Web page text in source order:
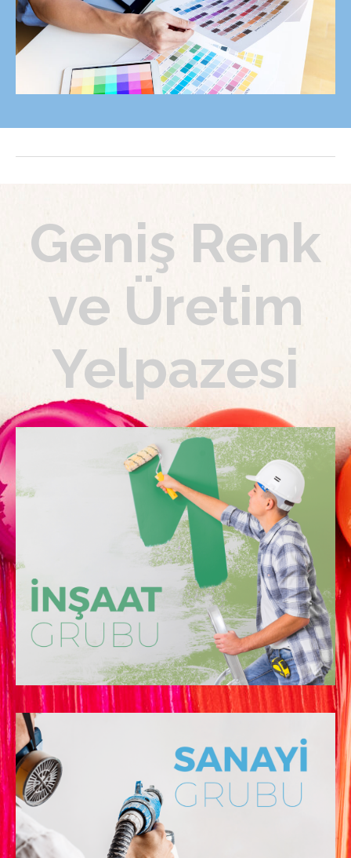
Geniş Renk
ve Üretim
Yelpazesi
Üretimini yaptığımız inşaat grubu boyalarımız
kaba inşaat ve ince işçilik isteyen her yüzeyde
sizlere kaliteli ürün sağlar.
Üretimini yaptığımız inşaat grubu boyalarımız